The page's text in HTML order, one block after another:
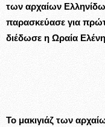
των αρχαίων
παρασκεύασε για
διέδωσε η Ωραία
Το μακιγιάζ των